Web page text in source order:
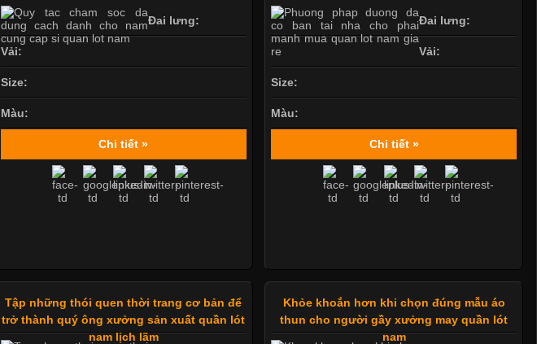
Đai lưng:
Vải:
Size:
Màu:
Chi tiết »
Đai lưng:
Vải:
Size:
Màu:
Chi tiết »
Tập những thói quen thời trang cơ bản để
trở thành quý ông xưởng sản xuất quần lót
nam lịch lãm
Khỏe khoắn hơn khi chọn đúng mẫu áo
thun cho người gầy xưởng may quần lót
nam